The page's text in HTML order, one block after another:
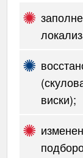
виски);